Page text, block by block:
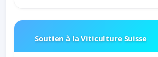
Soutien à la Viticulture Suisse